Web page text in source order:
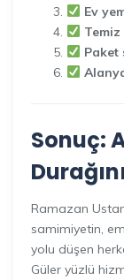
Ev
Paket
Sonuç:
Ramazan
samimiyetin,
yolu düşen
Güler yüzlü